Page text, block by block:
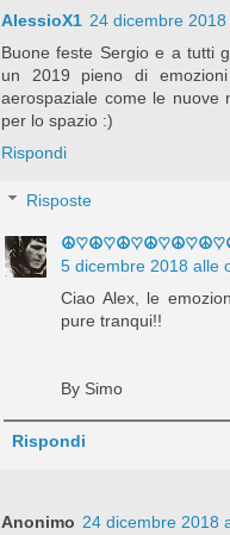
AlessioX1 24 dicembre
Buone feste Sergio e a tutti
un 2019 pieno di
aerospaziale come le nuove
per lo spazio :)
Rispondi
Risposte
5 dicembre 2018 alle
Ciao Alex, le
pure tranqui!!
By Simo
Rispondi
Anonimo 24 dicembre 2018